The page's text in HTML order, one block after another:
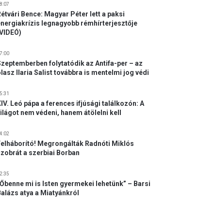
Bence: Magyar Péter lett a paksi
legnagyobb rémhírterjesztője
folytatódik az Antifa-per – az
Ilaria Salist továbbra is mentelmi jog védi
Leó pápa a ferences ifjúsági találkozón: A
nem védeni, hanem átölelni kell
Megrongálták Radnóti Miklós
a szerbiai Borban
mi is Isten gyermekei lehetünk” – Barsi
atya a Miatyánkról